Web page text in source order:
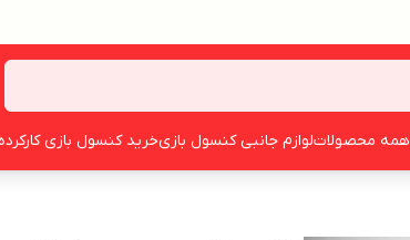
همه محصولاتلوازم جانبی کنسول بازیخرید کنسول بازی